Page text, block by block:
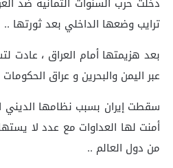
ترايب وضعها الداخلي بعد ثورتها ..
بعد هزيمتها أمام العراق ، عادت
عبر اليمن والبحرين و عراق
سقطت إيران بسبب نظامها الديني
أمنت لها العداوات مع عدد لا
من دول العالم ..